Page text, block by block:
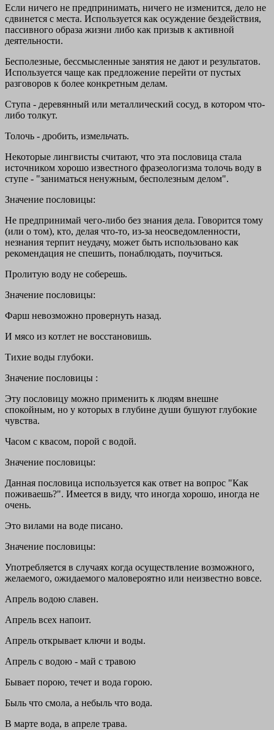
Если ничего не предпринимать, ничего не изменится, дело не
сдвинется с места. Используется как осуждение бездействия,
пассивного образа жизни либо как призыв к активной
деятельности.
Бесполезные, бессмысленные занятия не дают и результатов.
Используется чаще как предложение перейти от пустых
разговоров к более конкретным делам.
Ступа - деревянный или металлический сосуд, в котором что-
либо толкут.
Толочь - дробить, измельчать.
Некоторые лингвисты считают, что эта пословица стала
источником хорошо известного фразеологизма толочь воду в
ступе - "заниматься ненужным, бесполезным делом".
Значение пословицы:
Не предпринимай чего-либо без знания дела. Говорится тому
(или о том), кто, делая что-то, из-за неосведомленности,
незнания терпит неудачу, может быть использовано как
рекомендация не спешить, понаблюдать, поучиться.
Пролитую воду не соберешь.
Значение пословицы:
Фарш невозможно провернуть назад.
И мясо из котлет не восстановишь.
Тихие воды глубоки.
Значение пословицы :
Эту пословицу можно применить к людям внешне
спокойным, но у которых в глубине души бушуют глубокие
чувства.
Часом с квасом, порой с водой.
Значение пословицы:
Данная пословица используется как ответ на вопрос "Как
поживаешь?". Имеется в виду, что иногда хорошо, иногда не
очень.
Это вилами на воде писано.
Значение пословицы:
Употребляется в случаях когда осуществление возможного,
желаемого, ожидаемого маловероятно или неизвестно вовсе.
Апрель водою славен.
Апрель всех напоит.
Апрель открывает ключи и воды.
Апрель с водою - май с травою
Бывает порою, течет и вода горою.
Быль что смола, а небыль что вода.
В марте вода, в апреле трава.